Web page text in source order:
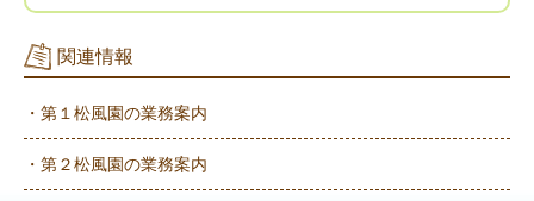
関連情報
・第１松風園の業務案内
・第２松風園の業務案内